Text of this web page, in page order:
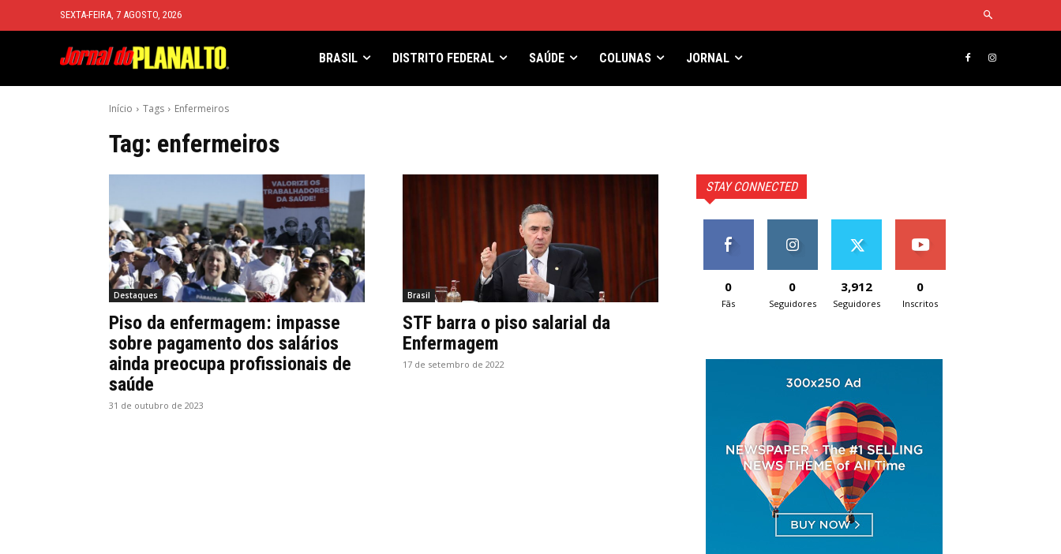
SEXTA-FEIRA, 7 AGOSTO, 2026
BRASIL DISTRITO FEDERAL SAÚDE COLUNAS JORNAL
Início Tags Enfermeiros
Tag: enfermeiros
Destaques
Piso da enfermagem: impasse
sobre pagamento dos salários
ainda preocupa profissionais de
saúde
31 de outubro de 2023
Brasil
STF barra o piso salarial da
Enfermagem
17 de setembro de 2022
STAY CONNECTED
0
Fãs
0
Seguidores
3,912
Seguidores
0
Inscritos